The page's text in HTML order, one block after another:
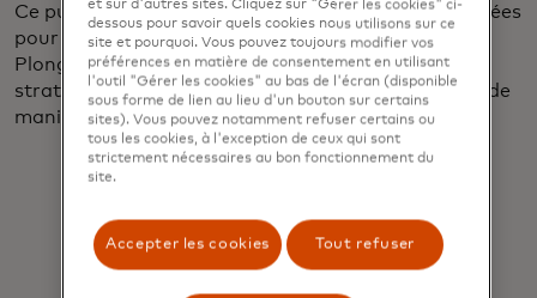
Ce public influent présente des opportunités inégalées
pour les marques prêtes à s’adapter et à innover.
Plongez dans nos conclusions pour découvrir des
stratégies concrètes pour engager le marché riche de
manière significative et avant-gardiste.
et sur d'autres sites. Cliquez sur "Gérer les cookies" ci-
dessous pour savoir quels cookies nous utilisons sur ce
site et pourquoi. Vous pouvez toujours modifier vos
préférences en matière de consentement en utilisant
l'outil "Gérer les cookies" au bas de l'écran (disponible
sous forme de lien au lieu d'un bouton sur certains
sites). Vous pouvez notamment refuser certains ou
tous les cookies, à l'exception de ceux qui sont
strictement nécessaires au bon fonctionnement du
site.
Accepter les cookies Tout refuser